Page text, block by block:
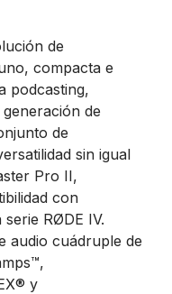
de
compacta e
podcasting,
de
de
sin igual
Pro II,
con
RØDE IV.
audio cuádruple de
y